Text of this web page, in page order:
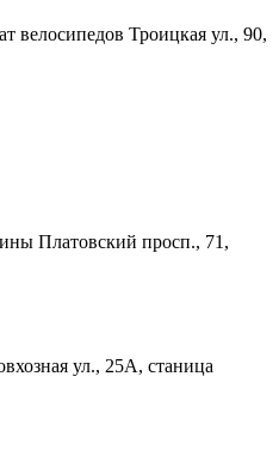
велосипедов Троицкая ул., 90,
Платовский просп., 71,
ул., 25А, станица